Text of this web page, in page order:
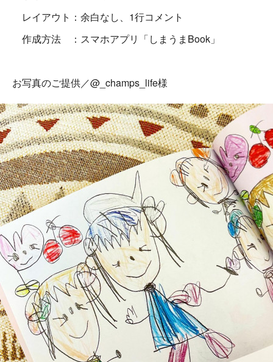
レイアウト：余白なし、1行コメント
作成方法 ：スマホアプリ「しまうまBook」
お写真のご提供／@_champs_life様